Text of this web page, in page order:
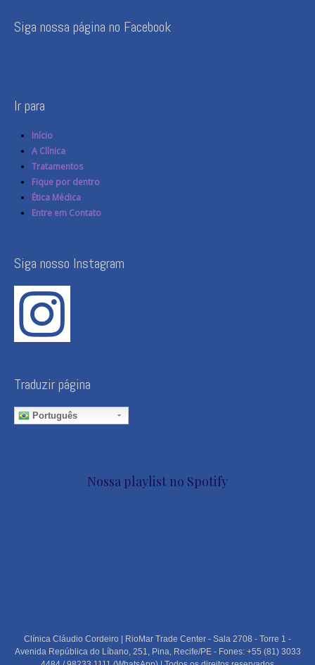
Siga nossa página no Facebook
Ir para
Início
A Clínica
Tratamentos
Fique por dentro
Ética Médica
Entre em Contato
Siga nosso Instagram
Traduzir página
Português
Nossa playlist no Spotify
Clínica Cláudio Cordeiro | RioMar Trade Center - Sala 2708 - Torre 1 -
Avenida República do Líbano, 251, Pina, Recife/PE - Fones: +55 (81) 3033